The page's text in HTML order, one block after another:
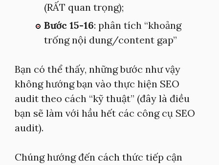
(RẤT quan trọng);
Bước 15-16: phân tích “khoảng
trống nội dung/content gap”
Bạn có thể thấy, những bước như vậy
không hướng bạn vào thực hiện SEO
audit theo cách “kỹ thuật” (đây là điều
bạn sẽ làm với hầu hết các công cụ SEO
audit).
Chúng hướng đến cách thức tiếp cận